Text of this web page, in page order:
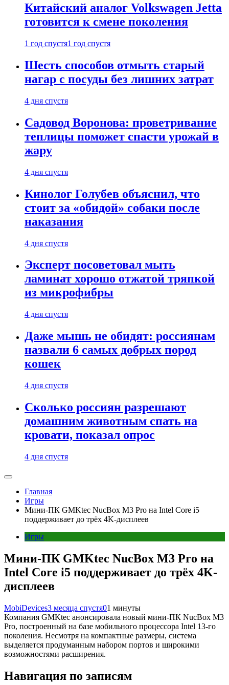
Китайский аналог Volkswagen Jetta
готовится к смене поколения
1 год спустя1 год спустя
Шесть способов отмыть старый
нагар с посуды без лишних затрат
4 дня спустя
Садовод Воронова: проветривание
теплицы поможет спасти урожай в
жару
4 дня спустя
Кинолог Голубев объяснил, что
стоит за «обидой» собаки после
наказания
4 дня спустя
Эксперт посоветовал мыть
ламинат хорошо отжатой тряпкой
из микрофибры
4 дня спустя
Даже мышь не обидят: россиянам
назвали 6 самых добрых пород
кошек
4 дня спустя
Сколько россиян разрешают
домашним животным спать на
кровати, показал опрос
4 дня спустя
Главная
Игры
Мини-ПК GMKtec NucBox M3 Pro на Intel Core i5
поддерживает до трёх 4K-дисплеев
Игры
Мини-ПК GMKtec NucBox M3 Pro на
Intel Core i5 поддерживает до трёх 4K-
дисплеев
MobiDevices3 месяца спустя01 минуты
Компания GMKtec анонсировала новый мини-ПК NucBox M3
Pro, построенный на базе мобильного процессора Intel 13-го
поколения. Несмотря на компактные размеры, система
выделяется продуманным набором портов и широкими
возможностями расширения.
Навигация по записям